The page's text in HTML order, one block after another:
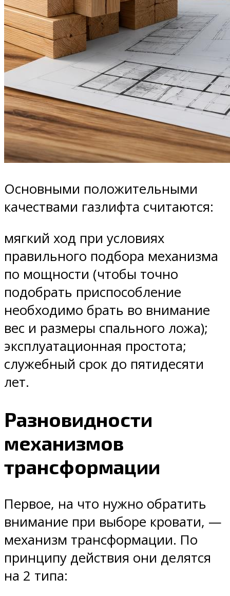
Основными положительными
качествами газлифта считаются:
мягкий ход при условиях
правильного подбора механизма
по мощности (чтобы точно
подобрать приспособление
необходимо брать во внимание
вес и размеры спального ложа);
эксплуатационная простота;
служебный срок до пятидесяти
лет.
Разновидности
механизмов
трансформации
Первое, на что нужно обратить
внимание при выборе кровати, —
механизм трансформации. По
принципу действия они делятся
на 2 типа: